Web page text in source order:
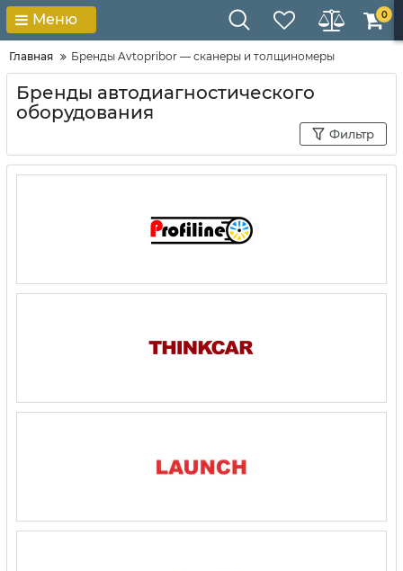
Меню 0
Главная Бренды Avtopribor — сканеры и толщиномеры
Бренды автодиагностического
оборудования
Фильтр